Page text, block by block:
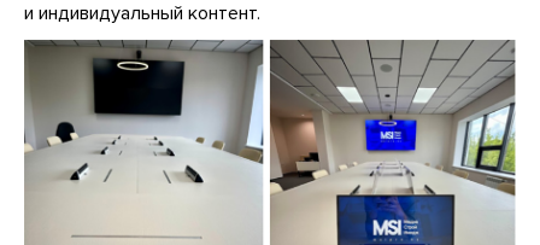
и индивидуальный контент.